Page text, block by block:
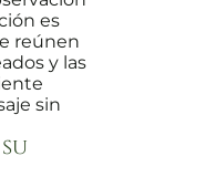
es
reúnen
y las
sin